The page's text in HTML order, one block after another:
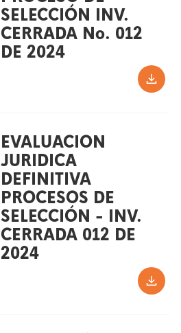
SELECCIÓN INV.
CERRADA No. 012
DE 2024
EVALUACION
JURIDICA
DEFINITIVA
PROCESOS DE
SELECCIÓN - INV.
CERRADA 012 DE
2024